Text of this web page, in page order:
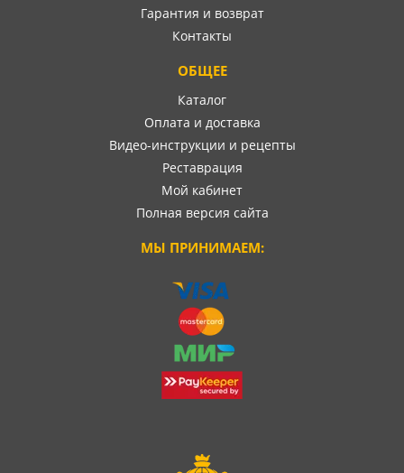
Гарантия и возврат
Контакты
ОБЩЕЕ
Каталог
Оплата и доставка
Видео-инструкции и рецепты
Реставрация
Мой кабинет
Полная версия сайта
МЫ ПРИНИМАЕМ: